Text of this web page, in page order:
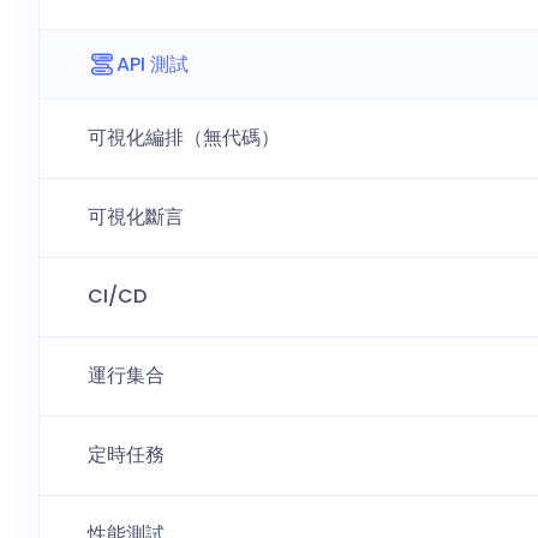
API 測試
可視化編排（無代碼）
可視化斷言
CI/CD
運行集合
定時任務